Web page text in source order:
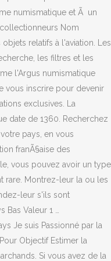
numismatique et Ã un
Nom
relatifs à l'aviation. Les
les filtres et les
l'Argus numismatique
vous inscrire pour devenir
exclusives. La
date de 1360. Recherchez
pays, en vous
franÃ§aise des
vous pouvez avoir un type
rare. Montrez-leur la ou les
leur s'ils sont
Valeur 1 …
Je suis Passionné par la
Objectif Estimer la
Si vous avez de la